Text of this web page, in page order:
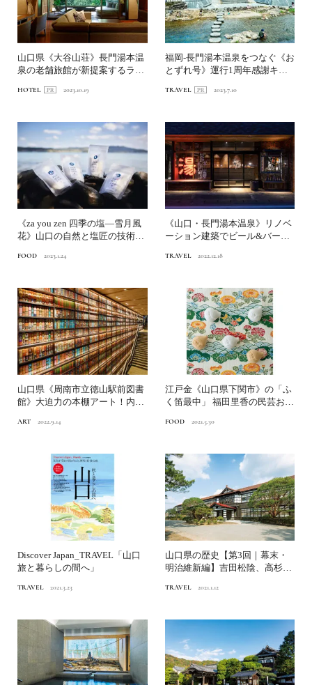
山口県《大谷山荘》長門湯本温
泉の老舗旅館が新提案するラグ
HOTEL 2023.10.19
福岡-長門湯本温泉をつなぐ《お
とずれ号》運行1周年感謝キャ
TRAVEL 2023.7.10
《za you zen 四季の塩―雪月風
花》山口の自然と塩匠の技術で
FOOD 2023.1.24
《山口・長門湯本温泉》リノベ
ーション建築でビール&バーと
TRAVEL 2022.12.18
山口県《周南市立徳山駅前図書
館》大迫力の本棚アート！内藤
ART 2022.9.14
江戸金《山口県下関市》の「ふ
く笛最中」 福田里香の民芸お菓
FOOD 2021.5.30
Discover Japan_TRAVEL「山口
旅と暮らしの間へ」
TRAVEL 2021.3.23
山口県の歴史【第3回｜幕末・
明治維新編】吉田松陰、高杉晋
TRAVEL 2021.1.12